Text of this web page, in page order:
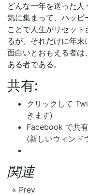
どんな一年を送った
気に集まって、ハッピ
ことで人生がリセッ
るが、それだけに年末
面白いとおもえる者は
ある者である。
共有:
クリックして
きます)
Facebook で共
(新しいウィンド
関連
« Prev